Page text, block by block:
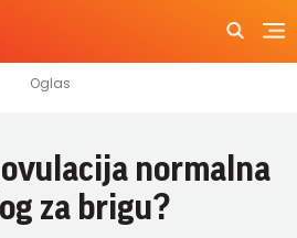
normalna
za brigu?